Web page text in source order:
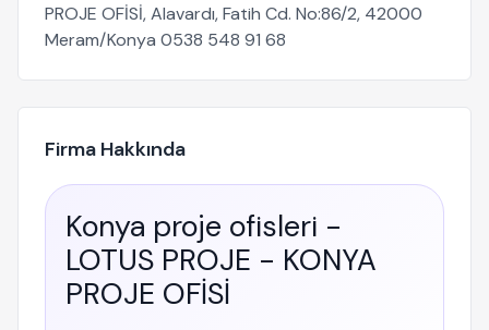
PROJE OFİSİ, Alavardı, Fatih Cd. No:86/2, 42000
Meram/Konya 0538 548 91 68
Firma Hakkında
Konya proje ofisleri -
LOTUS PROJE - KONYA
PROJE OFİSİ